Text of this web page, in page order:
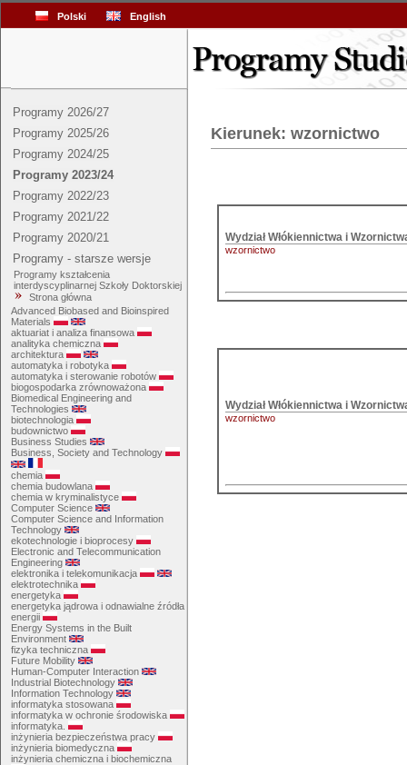
Polski English
Programy 2026/27
Programy 2025/26
Programy 2024/25
Programy 2023/24
Programy 2022/23
Programy 2021/22
Programy 2020/21
Programy - starsze wersje
Programy kształcenia
interdyscyplinarnej Szkoły Doktorskiej
Strona główna
Advanced Biobased and Bioinspired
Materials
aktuariat i analiza finansowa
analityka chemiczna
architektura
automatyka i robotyka
automatyka i sterowanie robotów
biogospodarka zrównoważona
Biomedical Engineering and
Technologies
biotechnologia
budownictwo
Business Studies
Business, Society and Technology
chemia
chemia budowlana
chemia w kryminalistyce
Computer Science
Computer Science and Information
Technology
ekotechnologie i bioprocesy
Electronic and Telecommunication
Engineering
elektronika i telekomunikacja
elektrotechnika
energetyka
energetyka jądrowa i odnawialne źródła
energii
Energy Systems in the Built
Environment
fizyka techniczna
Future Mobility
Human-Computer Interaction
Industrial Biotechnology
Information Technology
informatyka stosowana
informatyka w ochronie środowiska
informatyka.
inżynieria bezpieczeństwa pracy
inżynieria biomedyczna
inżynieria chemiczna i biochemiczna
Kierunek: wzornictwo
wzornictwo
wzornictwo